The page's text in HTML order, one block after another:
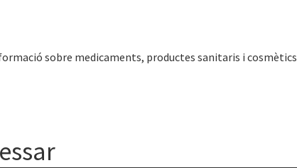
sobre medicaments, productes sanitaris i cosmètics